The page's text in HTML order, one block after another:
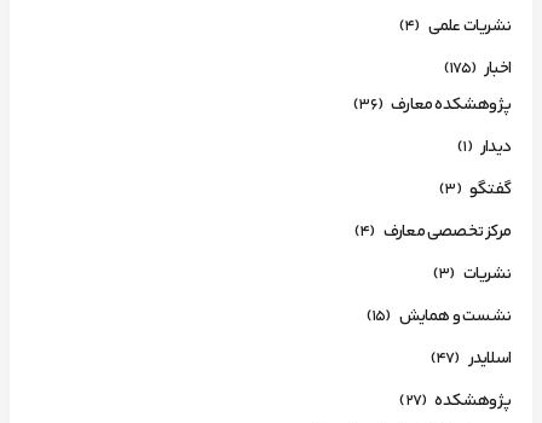
نشریات علمی (4)
اخبار (175)
پژوهشکده معارف (36)
دیدار (1)
گفتگو (3)
مرکز تخصصی معارف (4)
نشریات (3)
نشست و همایش (15)
اسلایدر (47)
پژوهشکده (27)